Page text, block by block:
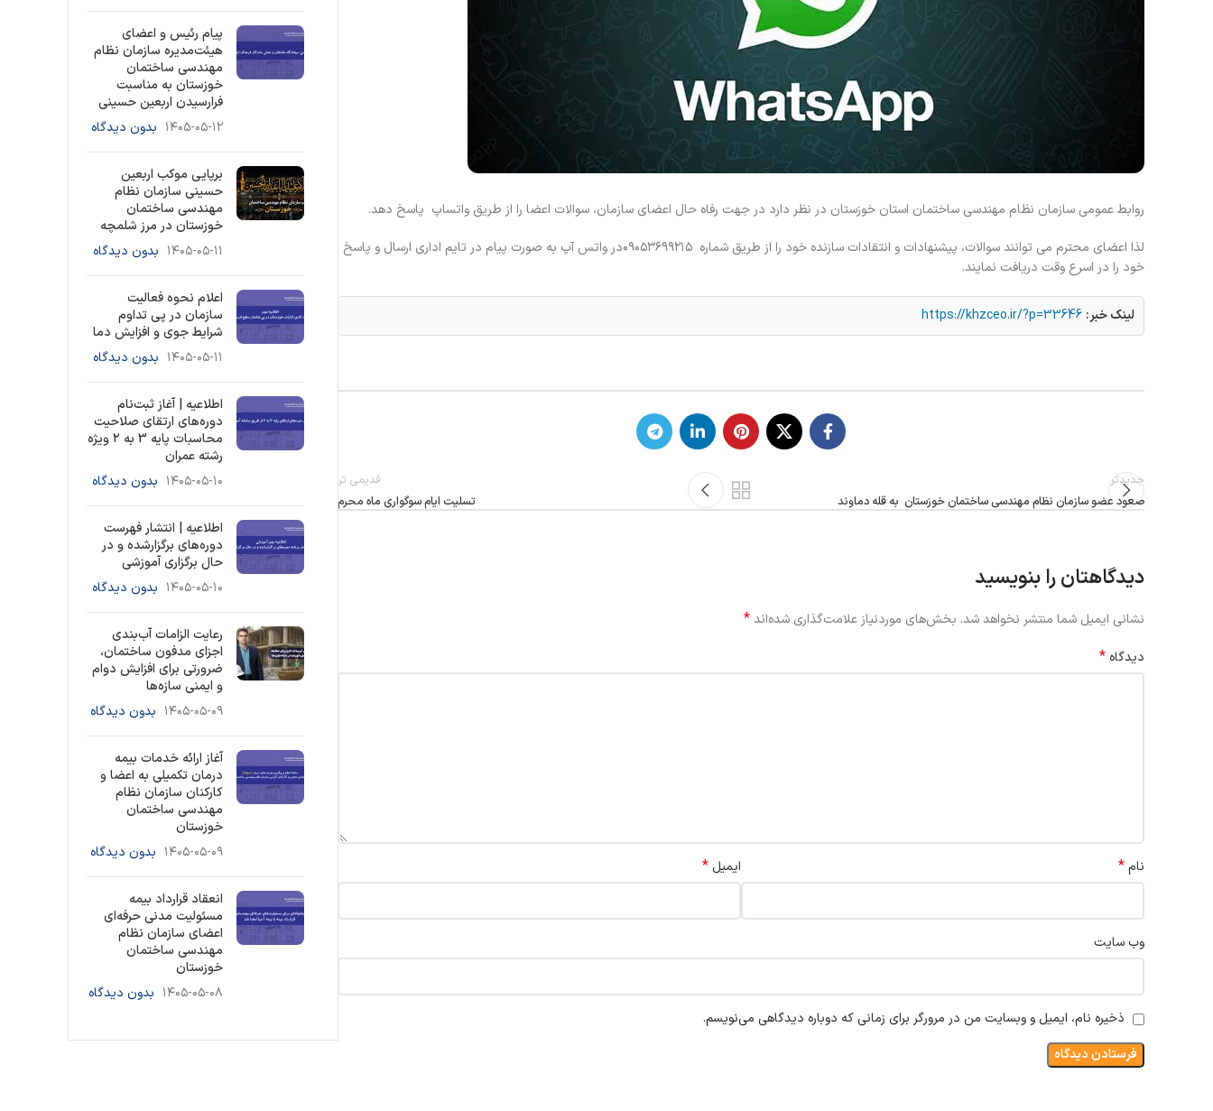
روابط عمومی سازمان نظام مهندسی ساختمان استان خوزستان در نظر دارد در جهت رفاه حال اعضای سازمان، سوالات اعضا را از طریق واتساپ پاسخ دهد.
لذا اعضای محترم می توانند سوالات، پیشنهادات و انتقادات سازنده خود را از طریق شماره ۰۹۰۵۳۶۹۹۲۱۵در واتس آپ به صورت پیام در تایم اداری ارسال و پاسخ
خود را در اسرع وقت دریافت نمایند.
لینک خبر: https://khzceo.ir/?p=33646
جدیدتر
صعود عضو سازمان نظام مهندسی ساختمان خوزستان به قله دماوند
قدیمی تر
تسلیت ایام سوگواری ماه محرم
دیدگاهتان را بنویسید
نشانی ایمیل شما منتشر نخواهد شد. بخش‌های موردنیاز علامت‌گذاری شده‌اند*
دیدگاه *
نام* ایمیل *
وب‌ سایت
ذخیره نام، ایمیل و وبسایت من در مرورگر برای زمانی که دوباره دیدگاهی می‌نویسم.
پیام رئیس و اعضای
هیئت‌مدیره سازمان نظام
مهندسی ساختمان
خوزستان به مناسبت
فرارسیدن اربعین حسینی
۱۴۰۵-۰۵-۱۲ بدون دیدگاه
برپایی موکب اربعین
حسینی سازمان نظام
مهندسی ساختمان
خوزستان در مرز شلمچه
۱۴۰۵-۰۵-۱۱ بدون دیدگاه
اعلام نحوه فعالیت
سازمان در پی تداوم
شرایط جوی و افزایش دما
۱۴۰۵-۰۵-۱۱ بدون دیدگاه
اطلاعیه | آغاز ثبت‌نام
دوره‌های ارتقای صلاحیت
محاسبات پایه 3 به ۲ ویژه
رشته عمران
۱۴۰۵-۰۵-۱۰ بدون دیدگاه
اطلاعیه | انتشار فهرست
دوره‌های برگزارشده و در
حال برگزاری آموزشی
۱۴۰۵-۰۵-۱۰ بدون دیدگاه
رعایت الزامات آب‌بندی
اجزای مدفون ساختمان،
ضرورتی برای افزایش دوام
و ایمنی سازه‌ها
۱۴۰۵-۰۵-۰۹ بدون دیدگاه
آغاز ارائه خدمات بیمه
درمان تکمیلی به اعضا و
کارکنان سازمان نظام
مهندسی ساختمان
خوزستان
۱۴۰۵-۰۵-۰۹ بدون دیدگاه
انعقاد قرارداد بیمه
مسئولیت مدنی حرفه‌ای
اعضای سازمان نظام
مهندسی ساختمان
خوزستان
۱۴۰۵-۰۵-۰۸ بدون دیدگاه